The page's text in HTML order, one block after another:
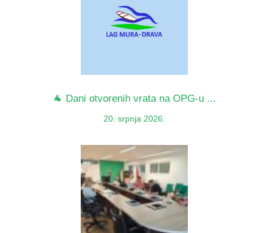
🐐 Dani otvorenih vrata na OPG-u ...
20. srpnja 2026.